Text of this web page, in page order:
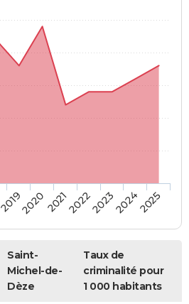
2019202020212022202320242025
Saint-
Michel-de-
Dèze
Taux de
criminalité pour
1 000 habitants